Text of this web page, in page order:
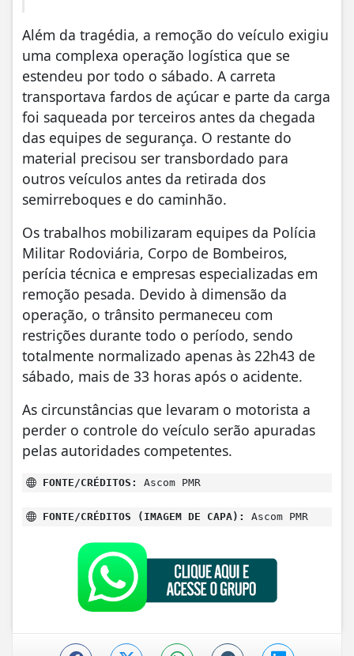
Além da tragédia, a remoção do veículo exigiu
uma complexa operação logística que se
estendeu por todo o sábado. A carreta
transportava fardos de açúcar e parte da carga
foi saqueada por terceiros antes da chegada
das equipes de segurança. O restante do
material precisou ser transbordado para
outros veículos antes da retirada dos
semirreboques e do caminhão.
Os trabalhos mobilizaram equipes da Polícia
Militar Rodoviária, Corpo de Bombeiros,
perícia técnica e empresas especializadas em
remoção pesada. Devido à dimensão da
operação, o trânsito permaneceu com
restrições durante todo o período, sendo
totalmente normalizado apenas às 22h43 de
sábado, mais de 33 horas após o acidente.
As circunstâncias que levaram o motorista a
perder o controle do veículo serão apuradas
pelas autoridades competentes.
FONTE/CRÉDITOS: Ascom PMR
FONTE/CRÉDITOS (IMAGEM DE CAPA): Ascom PMR